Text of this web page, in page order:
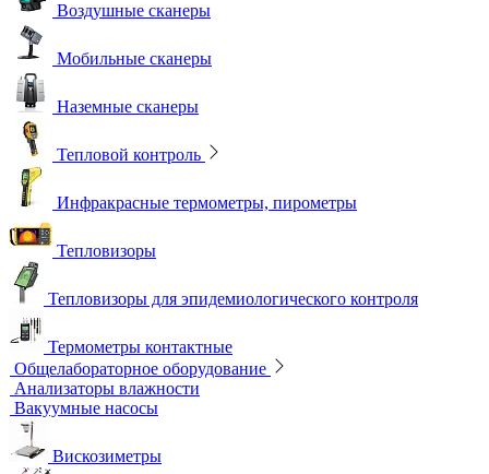
Воздушные сканеры
Мобильные сканеры
Наземные сканеры
Тепловой контроль
Инфракрасные термометры, пирометры
Тепловизоры
Тепловизоры для эпидемиологического контроля
Термометры контактные
Общелабораторное оборудование